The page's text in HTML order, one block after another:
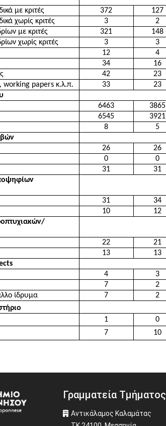
με κριτές
372 127
χωρίς κριτές
3 2
με κριτές
321 148
χωρίς κριτές
3 3
12 4
34 16
42 23
working papersκ.λ.π. 33 23
6463 3865
6545 3921
8 5
26 26
0 0
31 31
31 34
10 12
22 21
13 13
4 3
7 2
ίδρυμα
7 2
1 0
7 10
Γραμματεία Τμήματος
Αντικάλαμος Καλαμάτας